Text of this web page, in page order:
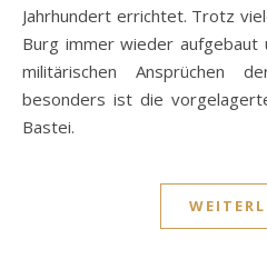
Jahrhundert errichtet. Trotz
Burg immer wieder aufgebaut
militärischen Ansprüchen
besonders ist die
Bastei.